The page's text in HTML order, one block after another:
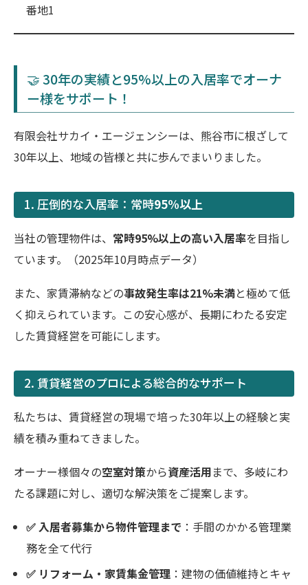
番地1
🤝 30年の実績と95%以上の入居率でオーナ
ー様をサポート！
有限会社サカイ・エージェンシーは、熊谷市に根ざして
30年以上、地域の皆様と共に歩んでまいりました。
1. 圧倒的な入居率：常時95%以上
当社の管理物件は、 常時95%以上の高い入居率を目指し
ています。（2025年10月時点データ）
また、家賃滞納などの事故発生率は21%未満と極めて低
く抑えられています。この安心感が、長期にわたる安定
した賃貸経営を可能にします。
2. 賃貸経営のプロによる総合的なサポート
私たちは、賃貸経営の現場で培った30年以上の経験と実
績を積み重ねてきました。
オーナー様個々の空室対策から資産活用まで、多岐にわ
たる課題に対し、適切な解決策をご提案します。
✅ 入居者募集から物件管理まで ：手間のかかる管理業
務を全て代行
✅ リフォーム・家賃集金管理 ：建物の価値維持とキャ